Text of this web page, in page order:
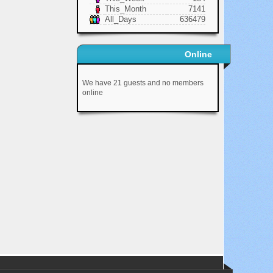
This_Month
7141
All_Days
636479
Online
We have 21 guests and no members
online